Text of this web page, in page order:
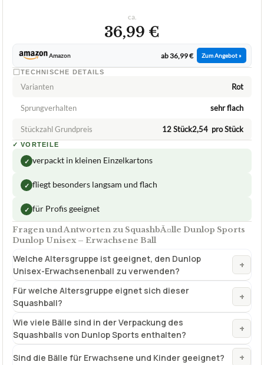
ca.
36,99 €
Amazon ab 36,99 € Zum Angebot »
TECHNISCHE DETAILS
Varianten Rot
Sprungverhalten sehr flach
Stückzahl Grundpreis 12 Stück2,54  pro Stück
✓ VORTEILE
✓ verpackt in kleinen Einzelkartons
✓ fliegt besonders langsam und flach
✓ für Profis geeignet
Fragen und Antworten zu SquashbÃ¤lle Dunlop Sports
Dunlop Unisex – Erwachsene Ball
Welche Altersgruppe ist geeignet, den Dunlop
Unisex-Erwachsenenball zu verwenden?
+
Für welche Altersgruppe eignet sich dieser
Squashball?
+
Wie viele Bälle sind in der Verpackung des
Squashballs von Dunlop Sports enthalten?
+
Sind die Bälle für Erwachsene und Kinder geeignet? +